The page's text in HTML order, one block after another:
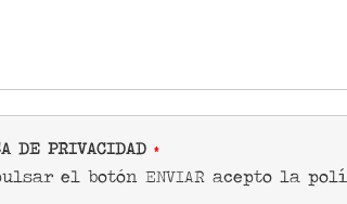
DE PRIVACIDAD *
el botón ENVIAR acepto la